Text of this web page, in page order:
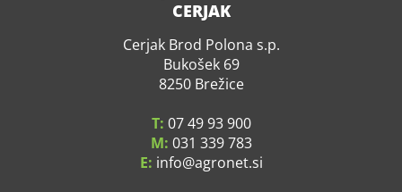
CERJAK
Cerjak Brod Polona s.p.
Bukošek 69
8250 Brežice
T: 07 49 93 900
M: 031 339 783
E: info agronet.si